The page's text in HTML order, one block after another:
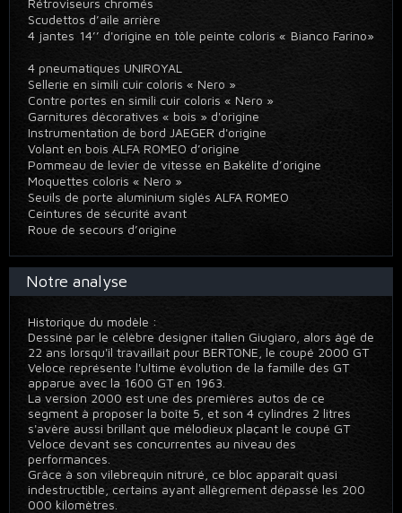
Rétroviseurs chromés
Scudettos d’aile arrière
4 jantes 14’’ d'origine en tôle peinte coloris « Bianco Farino»
4 pneumatiques UNIROYAL
Sellerie en simili cuir coloris « Nero »
Contre portes en simili cuir coloris « Nero »
Garnitures décoratives « bois » d'origine
Instrumentation de bord JAEGER d'origine
Volant en bois ALFA ROMEO d’origine
Pommeau de levier de vitesse en Bakélite d’origine
Moquettes coloris « Nero »
Seuils de porte aluminium siglés ALFA ROMEO
Ceintures de sécurité avant
Roue de secours d’origine
Notre analyse
Historique du modèle :
Dessiné par le célèbre designer italien Giugiaro, alors âgé de
22 ans lorsqu'il travaillait pour BERTONE, le coupé 2000 GT
Veloce représente l'ultime évolution de la famille des GT
apparue avec la 1600 GT en 1963.
La version 2000 est une des premières autos de ce
segment à proposer la boîte 5, et son 4 cylindres 2 litres
s'avère aussi brillant que mélodieux plaçant le coupé GT
Veloce devant ses concurrentes au niveau des
performances.
Grâce à son vilebrequin nitruré, ce bloc apparaît quasi
indestructible, certains ayant allègrement dépassé les 200
000 kilomètres.